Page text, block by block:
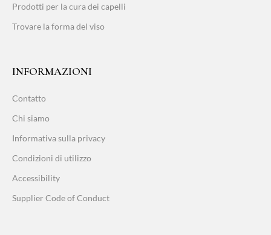
Prodotti per la cura dei capelli
Trovare la forma del viso
INFORMAZIONI
Contatto
Chi siamo
Informativa sulla privacy
Condizioni di utilizzo
Accessibility
Supplier Code of Conduct